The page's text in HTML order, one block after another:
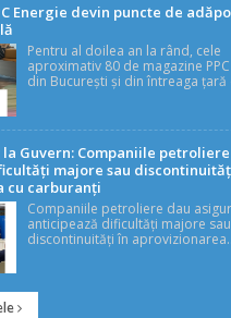
Energie devin puncte de
Pentru al doilea an la rând, cele
aproximativ 80 de magazine
din București și din întreaga țară
Guvern: Companiile
majore sau
cu carburanți
Companiile petroliere dau
anticipează dificultăți majore sau
discontinuități în